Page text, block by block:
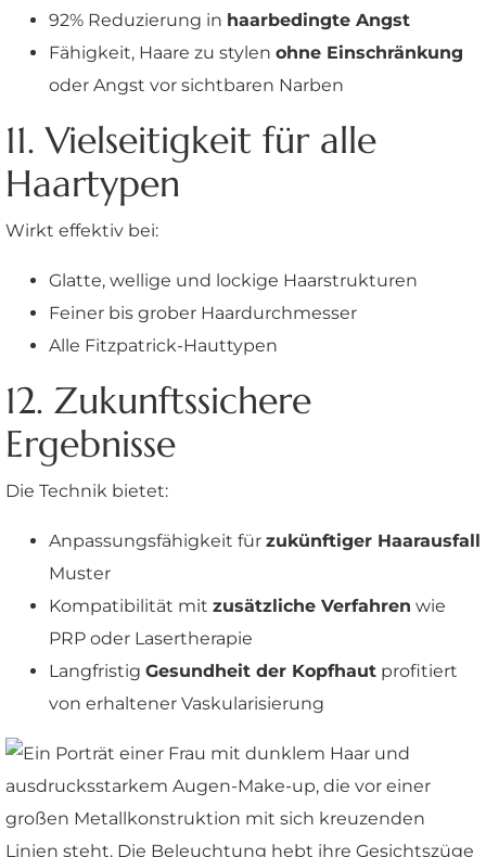
92% Reduzierung in haarbedingte Angst
Fähigkeit, Haare zu stylen ohne Einschränkung
oder Angst vor sichtbaren Narben
11. Vielseitigkeit für alle
Haartypen
Wirkt effektiv bei:
Glatte, wellige und lockige Haarstrukturen
Feiner bis grober Haardurchmesser
Alle Fitzpatrick-Hauttypen
12. Zukunftssichere
Ergebnisse
Die Technik bietet:
Anpassungsfähigkeit für zukünftiger Haarausfall
Muster
Kompatibilität mit zusätzliche Verfahren wie
PRP oder Lasertherapie
Langfristig Gesundheit der Kopfhaut profitiert
von erhaltener Vaskularisierung